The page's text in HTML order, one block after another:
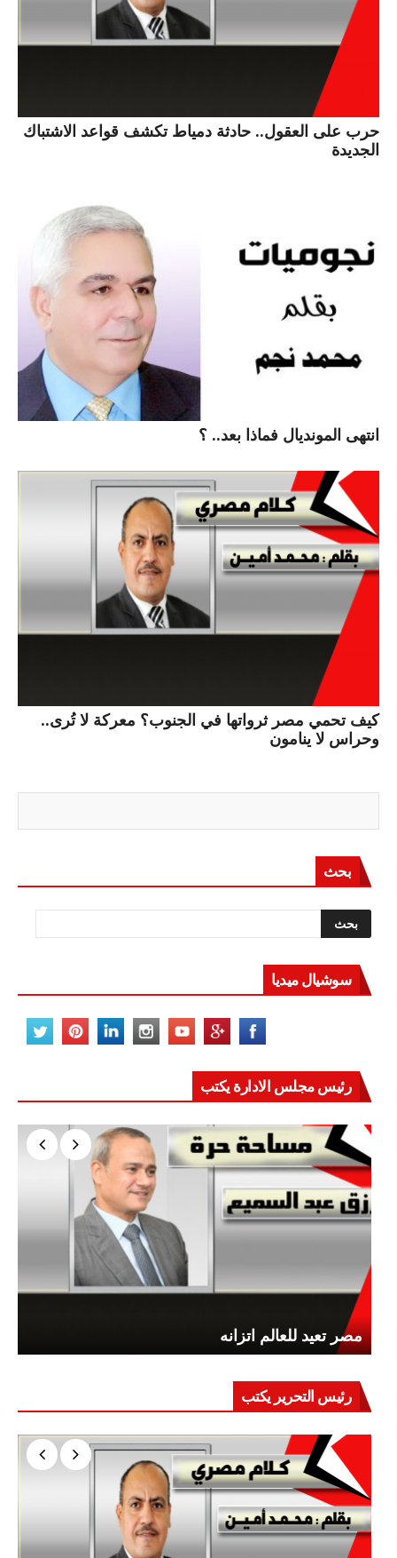
حرب على العقول.. حادثة دمياط تكشف قواعد الاشتباك
الجديدة
انتهى المونديال فماذا بعد.. ؟
كيف تحمي مصر ثرواتها في الجنوب؟ معركة لا تُرى..
وحراس لا ينامون
بحث
سوشيال ميديا
رئيس مجلس الادارة يكتب
مصر تعيد للعالم اتزانه
رئيس التحرير يكتب